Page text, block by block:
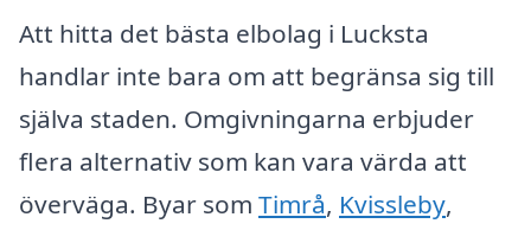
Att hitta det bästa elbolag i Lucksta
handlar inte bara om att begränsa sig till
själva staden. Omgivningarna erbjuder
flera alternativ som kan vara värda att
överväga. Byar som Timrå, Kvissleby,